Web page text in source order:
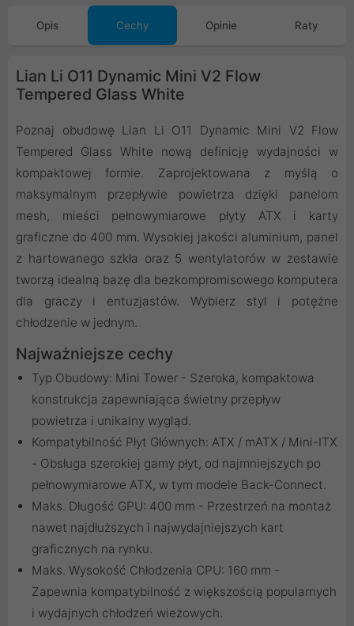
Opis Cechy Opinie Raty
Lian Li O11 Dynamic Mini V2 Flow
Tempered Glass White
Poznaj obudowę Lian Li O11 Dynamic Mini V2 Flow
Tempered Glass White nową definicję wydajności w
kompaktowej formie. Zaprojektowana z myślą o
maksymalnym przepływie powietrza dzięki panelom
mesh, mieści pełnowymiarowe płyty ATX i karty
graficzne do 400 mm. Wysokiej jakości aluminium, panel
z hartowanego szkła oraz 5 wentylatorów w zestawie
tworzą idealną bazę dla bezkompromisowego komputera
dla graczy i entuzjastów. Wybierz styl i potężne
chłodzenie w jednym.
Najważniejsze cechy
Typ Obudowy: Mini Tower - Szeroka, kompaktowa
konstrukcja zapewniająca świetny przepływ
powietrza i unikalny wygląd.
Kompatybilność Płyt Głównych: ATX / mATX / Mini-ITX
- Obsługa szerokiej gamy płyt, od najmniejszych po
pełnowymiarowe ATX, w tym modele Back-Connect.
Maks. Długość GPU: 400 mm - Przestrzeń na montaż
nawet najdłuższych i najwydajniejszych kart
graficznych na rynku.
Maks. Wysokość Chłodzenia CPU: 160 mm -
Zapewnia kompatybilność z większością popularnych
i wydajnych chłodzeń wieżowych.